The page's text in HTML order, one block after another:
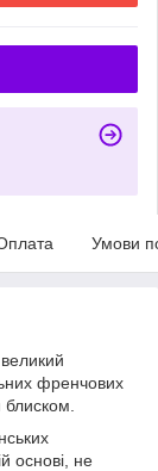
Умови
френчових
основі, не